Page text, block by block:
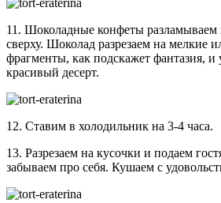
11. Шоколадные конфеты
сверху. Шоколад разрезаем на мелкие
фрагменты, как подскажет фантазия,
красивый десерт.
12. Ставим в холодильник на 3-4 часа.
13. Разрезаем на кусочки и подаем
забываем про себя. Кушаем с